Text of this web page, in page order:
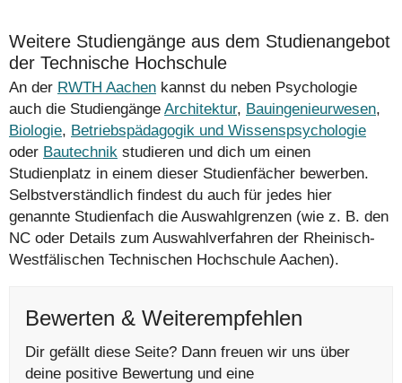
Weitere Studiengänge aus dem Studienangebot
der Technische Hochschule
An der RWTH Aachen kannst du neben Psychologie
auch die Studiengänge Architektur, Bauingenieurwesen,
Biologie, Betriebspädagogik und Wissenspsychologie
oder Bautechnik studieren und dich um einen
Studienplatz in einem dieser Studienfächer bewerben.
Selbstverständlich findest du auch für jedes hier
genannte Studienfach die Auswahlgrenzen (wie z. B. den
NC oder Details zum Auswahlverfahren der Rheinisch-
Westfälischen Technischen Hochschule Aachen).
Bewerten & Weiterempfehlen
Dir gefällt diese Seite? Dann freuen wir uns über
deine positive Bewertung und eine